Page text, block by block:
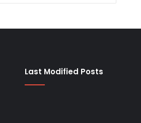
Last Modified Posts